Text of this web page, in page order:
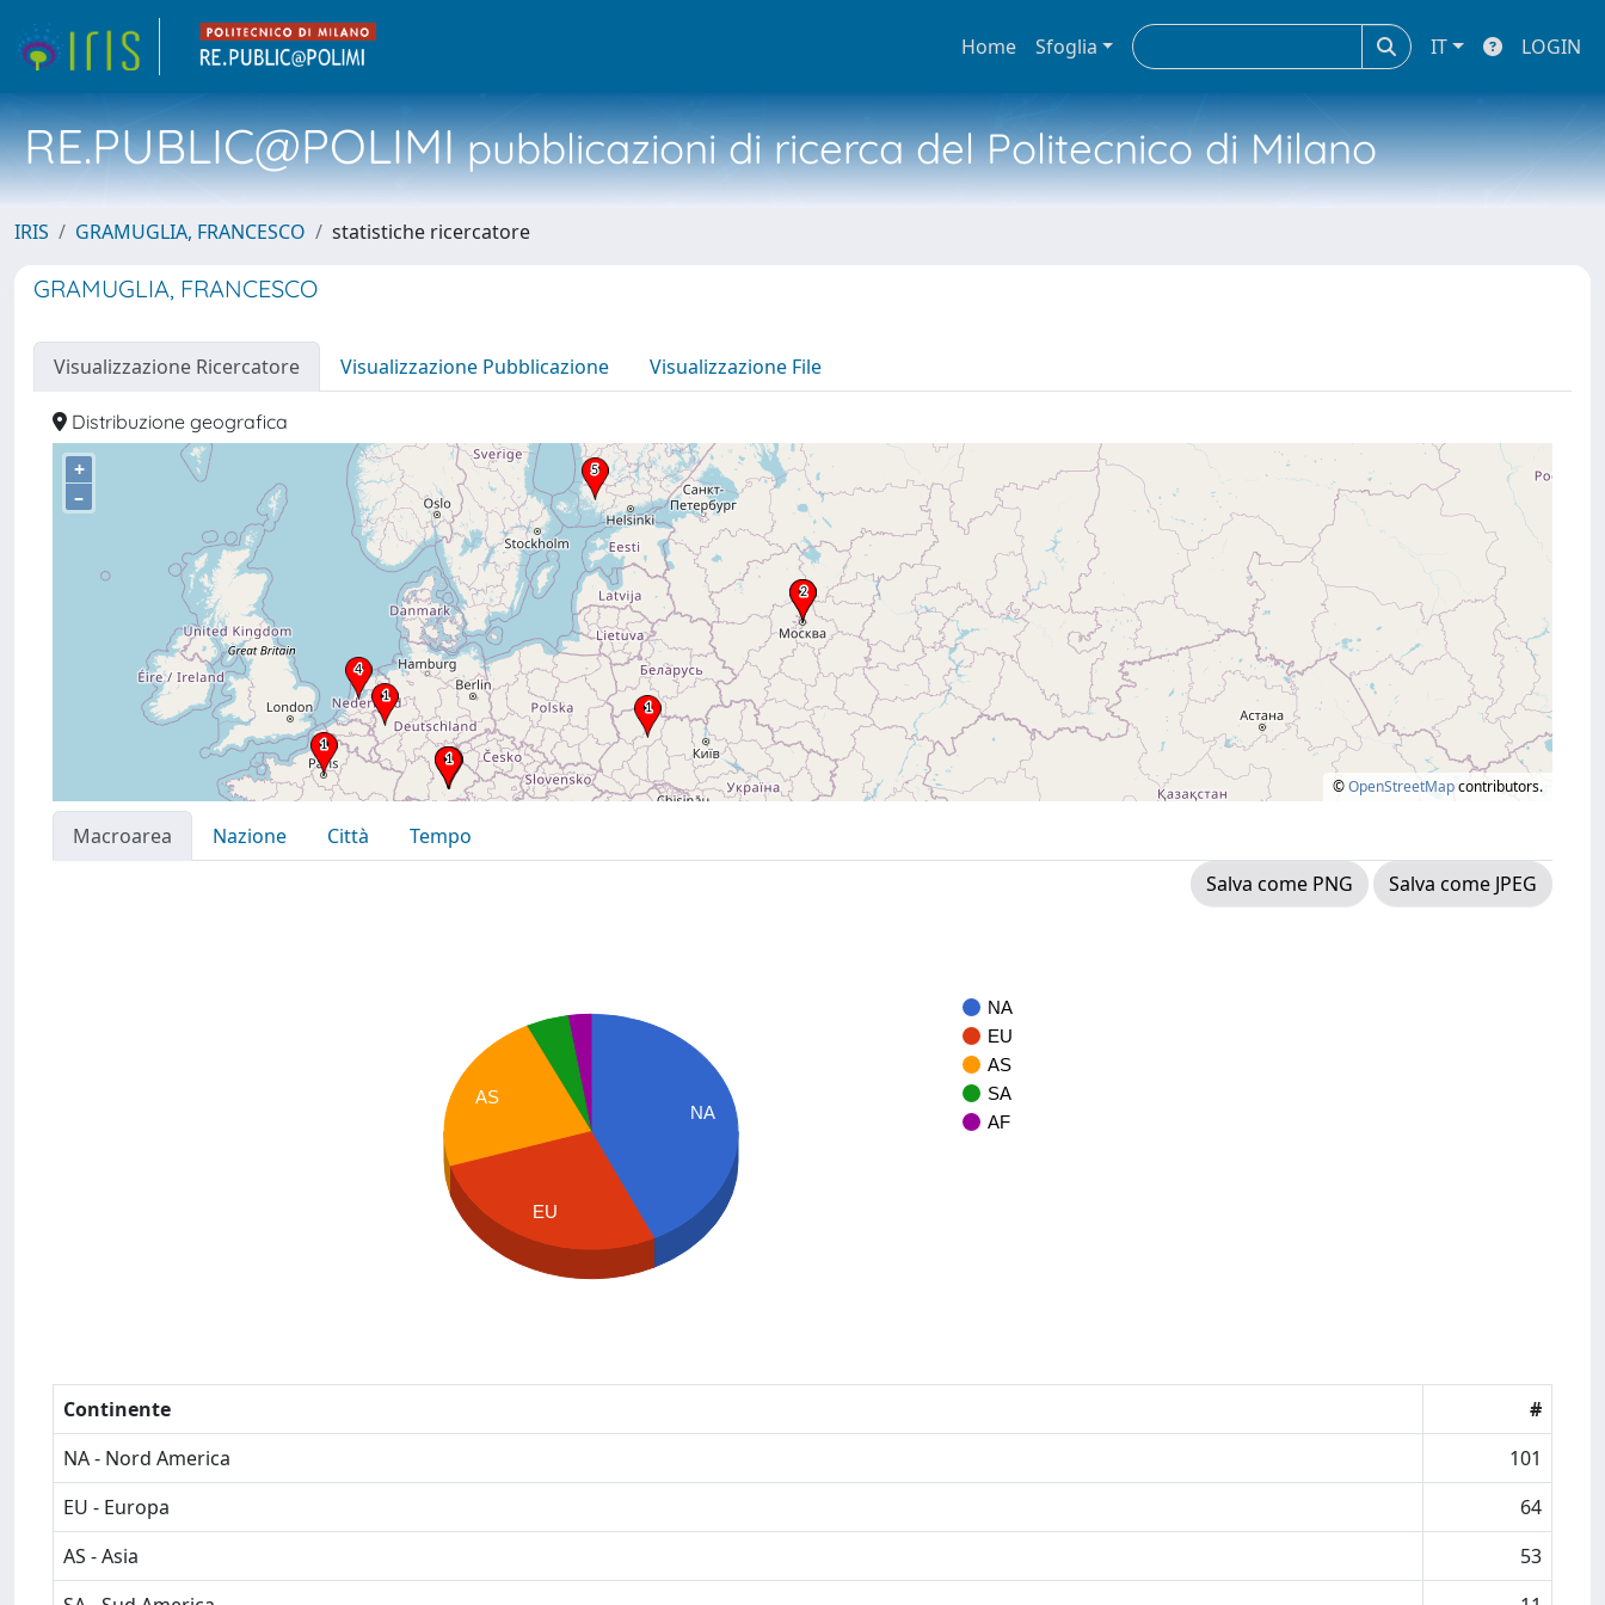
Home Sfoglia IT LOGIN
RE.PUBLIC@POLIMIpubblicazioni di ricerca del Politecnico di Milano
IRIS GRAMUGLIA, FRANCESCO statistiche ricercatore
GRAMUGLIA, FRANCESCO
Visualizzazione Ricercatore Visualizzazione Pubblicazione Visualizzazione File
Distribuzione geografica
+
–
©OpenStreetMapcontributors.
Macroarea Nazione Città
Tempo
Salva come PNG
Salva come JPEG
NA
EU
AS
SA
AF
NA
AS
EU
Continente
#
NA - Nord America
101
EU - Europa
64
AS - Asia
53